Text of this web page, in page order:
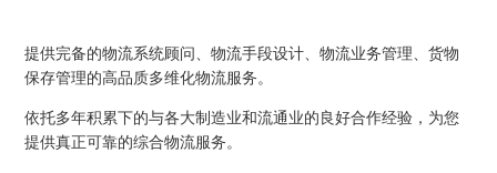
提供完备的物流系统顾问、物流手段设计、物流业务管理、货物
保存管理的高品质多维化物流服务。
依托多年积累下的与各大制造业和流通业的良好合作经验，为您
提供真正可靠的综合物流服务。